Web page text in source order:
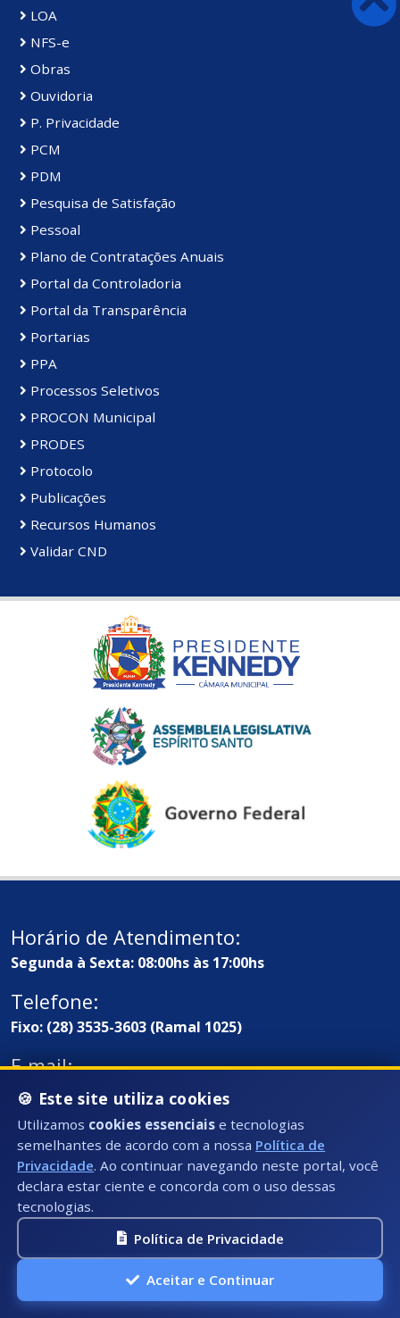
LOA
NFS-e
Obras
Ouvidoria
P. Privacidade
PCM
PDM
Pesquisa de Satisfação
Pessoal
Plano de Contratações Anuais
Portal da Controladoria
Portal da Transparência
Portarias
PPA
Processos Seletivos
PROCON Municipal
PRODES
Protocolo
Publicações
Recursos Humanos
Validar CND
Horário de Atendimento:
Segunda à Sexta: 08:00hs às 17:00hs
Telefone:
Fixo: (28) 3535-3603 (Ramal 1025)
E-mail:
ouvidoria@presidentekennedy.es.gov.br
Endereço / Ouvidoria:
Rua Átila Vivaqua, Nº 79 - Centro, Presidente
🍪 Este site utiliza cookies
Utilizamos cookies essenciais e tecnologias
semelhantes de acordo com a nossa Política de
Privacidade. Ao continuar navegando neste portal, você
declara estar ciente e concorda com o uso dessas
tecnologias.
Política de Privacidade
Aceitar e Continuar